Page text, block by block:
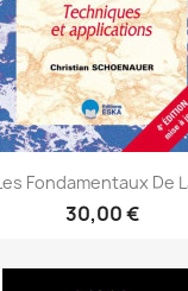
Fondamentaux De
30,00 €